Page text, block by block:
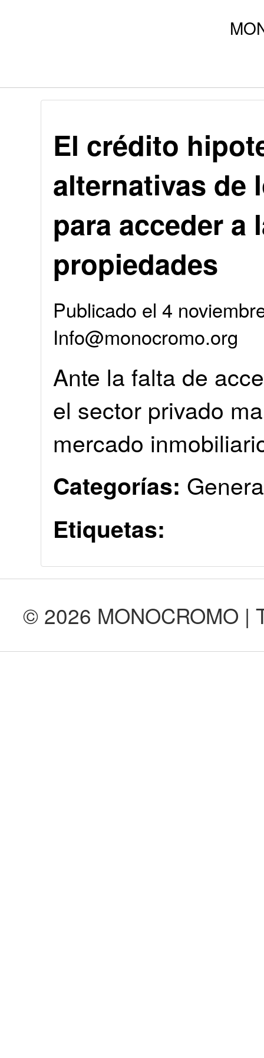
El crédito
alternativas de
para acceder a
propiedades
Publicado el 4
Info@monocromo.org
Ante la falta de
el sector privado
mercado
Categorías:
Etiquetas:
© 2026 MONOCROMO |